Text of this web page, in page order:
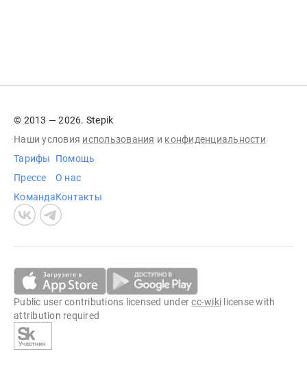
© 2013 — 2026. Stepik
Наши условия использования и конфиденциальности
Тарифы
Прессе
Команда
Помощь
О нас
Контакты
Public user contributions licensed undercc-wiki license with
attribution required